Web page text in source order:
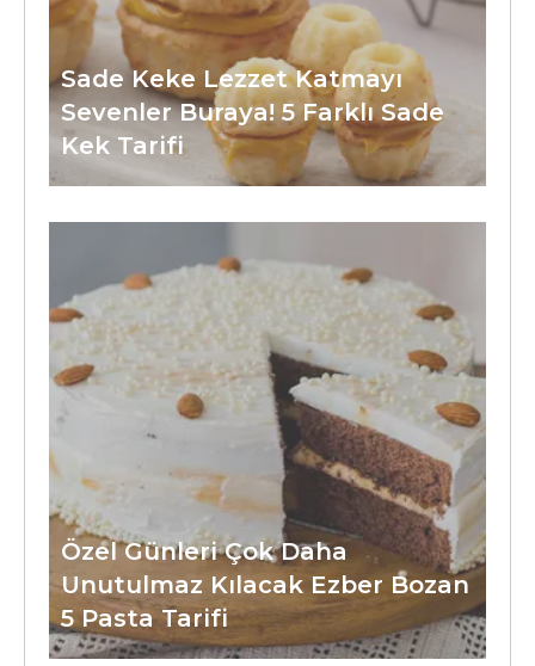
Sade Keke Lezzet Katmayı
Sevenler Buraya! 5 Farklı Sade
Kek Tarifi
Özel Günleri Çok Daha
Unutulmaz Kılacak Ezber Bozan
5 Pasta Tarifi